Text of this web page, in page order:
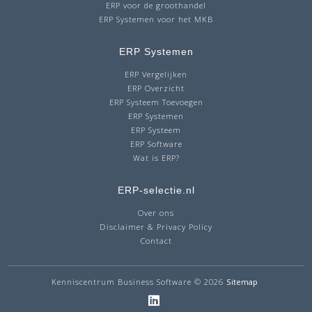
ERP voor de groothandel
ERP Systemen voor het MKB
ERP Systemen
ERP Vergelijken
ERP Overzicht
ERP Systeem Toevoegen
ERP Systemen
ERP Systeem
ERP Software
Wat is ERP?
ERP-selectie.nl
Over ons
Disclaimer & Privacy Policy
Contact
Kenniscentrum Business Software © 2026